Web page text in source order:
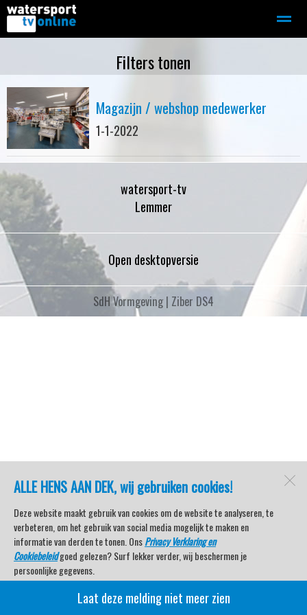
Motorboot-sloep Adverteren
Home Contact Bellen Zoeken
ALLE HENS AAN DEK, wij gebruiken cookies!
Deze website maakt gebruik van cookies om de website te analyseren, te
verbeteren, om het gebruik van social media mogelijk te maken en
informatie van derden te tonen. OnsPrivacy Verklaring en
Cookiebeleidgoed gelezen? Surf lekker verder, wij beschermen je
persoonlijke gegevens.
Veel kijkplezier met Watersport TV Beleving & Nieuws!
Laat deze melding niet meer zien
Filters tonen
Magazijn / webshop medewerker
1-1-2022
watersport-tv
Lemmer
Open desktopversie
SdH Vormgeving | Ziber DS4